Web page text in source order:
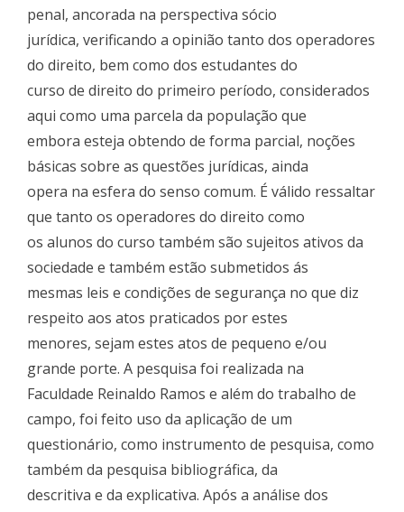
penal, ancorada na perspectiva sócio
jurídica, verificando a opinião tanto dos operadores
do direito, bem como dos estudantes do
curso de direito do primeiro período, considerados
aqui como uma parcela da população que
embora esteja obtendo de forma parcial, noções
básicas sobre as questões jurídicas, ainda
opera na esfera do senso comum. É válido ressaltar
que tanto os operadores do direito como
os alunos do curso também são sujeitos ativos da
sociedade e também estão submetidos ás
mesmas leis e condições de segurança no que diz
respeito aos atos praticados por estes
menores, sejam estes atos de pequeno e/ou
grande porte. A pesquisa foi realizada na
Faculdade Reinaldo Ramos e além do trabalho de
campo, foi feito uso da aplicação de um
questionário, como instrumento de pesquisa, como
também da pesquisa bibliográfica, da
descritiva e da explicativa. Após a análise dos